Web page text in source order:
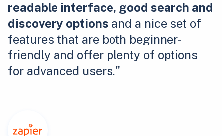
readable interface, good search and
discovery options and a nice set of
features that are both beginner-
friendly and offer plenty of options
for advanced users."